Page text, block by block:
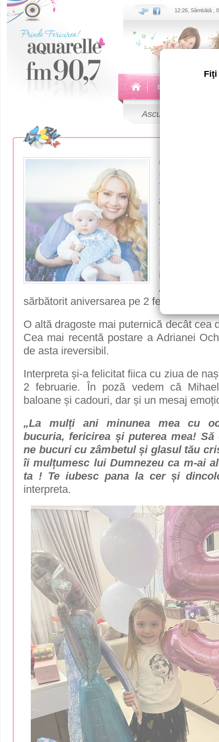
Fiţi
12:26, Sâmbătă ,
Echipa
Ascultă
03 Februarie
Fiica
a
regește
interpretei
Adriana
sărbătorit aniversarea pe 2 februarie.
O altă dragoste mai puternică decât cea
Cea mai recentă postare a Adrianei
de asta ireversibil.
Interpreta și-a felicitat fiica cu ziua de
2 februarie. În poză vedem că
baloane și cadouri, dar și un mesaj
„La mulți ani minunea mea cu
bucuria, fericirea și puterea mea!
ne bucuri cu zâmbetul și glasul tău
îi mulțumesc lui Dumnezeu ca m-ai
ta ! Te iubesc pana la cer și
interpreta.